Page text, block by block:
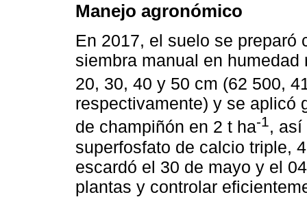
Manejo agronómico
En 2017, el suelo se preparó
siembra manual en
20, 30, 40 y 50 cm (62 500,
respectivamente) y se aplicó
de champiñón en 2 t ha-1, así
superfosfato de calcio triple,
escardó el 30 de mayo y el
plantas y controlar